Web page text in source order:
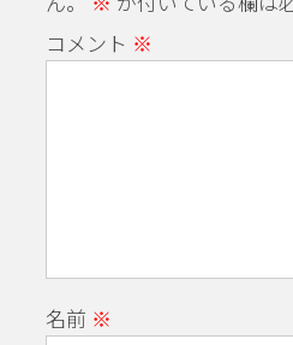
コメント ※
名前 ※